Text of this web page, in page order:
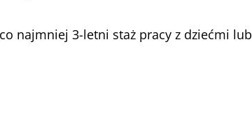
najmniej 3-letni staż pracy z dziećmi lub